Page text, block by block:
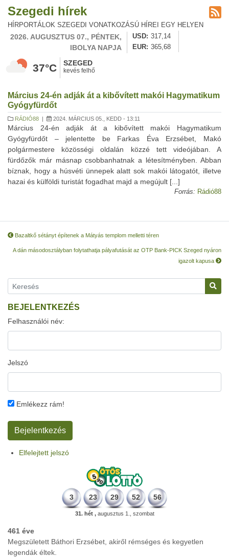
Szegedi hírek
HÍRPORTÁLOK SZEGEDI VONATKOZÁSÚ HÍREI EGY HELYEN
2026. AUGUSZTUS 07., PÉNTEK,
IBOLYA NAPJA
USD
317,14
EUR
365,68
37°C SZEGED
kevés felhő
Március 24-én adják át a kibővített makói Hagymatikum
Gyógyfürdőt
RÁDIÓ88 | 2024. MÁRCIUS 05., KEDD - 13:11
Március 24-én adják át a kibővített makói Hagymatikum
Gyógyfürdőt – jelentette be Farkas Éva Erzsébet, Makó
polgármestere közösségi oldalán közzé tett videójában. A
fürdőzők már másnap csobbanhatnak a létesítményben. Abban
bíznak, hogy a húsvéti ünnepek alatt sok makói látogatót, illetve
hazai és külföldi turistát fogadhat majd a megújult [...]
Forrás: Rádió88
Bazaltkő sétányt építenek a Mátyás templom melletti téren
A dán másodosztályban folytathatja pályafutását az OTP Bank-PICK Szeged nyáron
igazolt kapusa
BEJELENTKEZÉS
Felhasználói név:
Jelszó
Emlékezz rám!
Elfelejtett jelszó
3 23 29 52 56
31. hét ,augusztus 1., szombat
461 éve
Megszületett Báthori Erzsébet, akiről rémséges és kegyetlen
legendák éltek.